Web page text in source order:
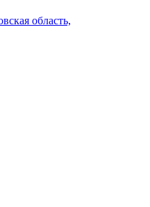
область,